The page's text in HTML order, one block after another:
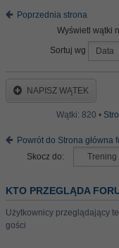
Poprzednia strona
Wyświetl wątki
Sortuj wg
NAPISZ WĄTEK
Wątki: 820 •
Powrót do Strona główna
Skocz do:
KTO PRZEGLĄDA
Użytkownicy przeglądający
gości